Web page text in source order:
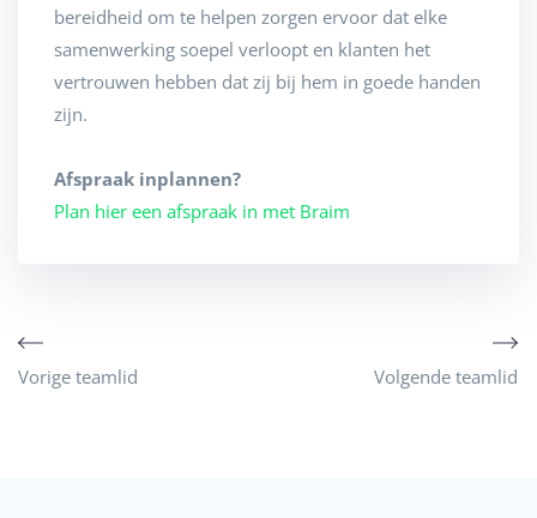
bereidheid om te helpen zorgen ervoor dat elke
samenwerking soepel verloopt en klanten het
vertrouwen hebben dat zij bij hem in goede handen
zijn.
Afspraak inplannen?
Plan hier een afspraak in met Braim
Vorige teamlid Volgende teamlid